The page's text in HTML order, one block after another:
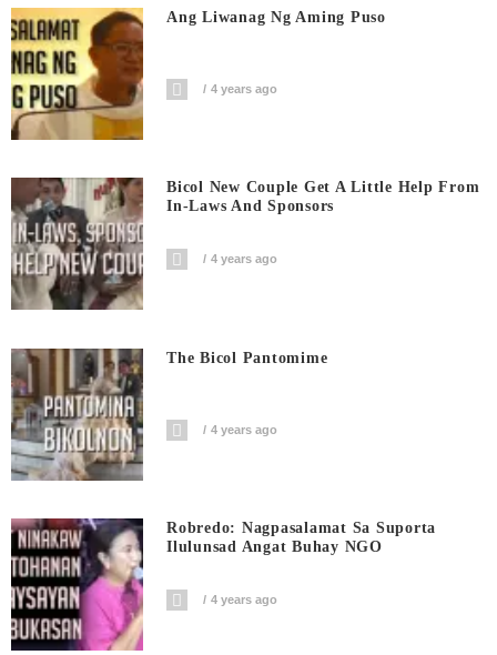
Ang Liwanag Ng Aming Puso
4 years ago
Bicol New Couple Get A Little Help From
In-Laws And Sponsors
4 years ago
The Bicol Pantomime
4 years ago
Robredo: Nagpasalamat Sa Suporta
Ilulunsad Angat Buhay NGO
4 years ago